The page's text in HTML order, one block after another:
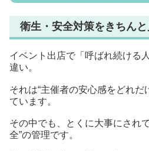
衛生・安全対策をきちん
イベント出店で「呼ばれ続ける
違い。
それは“主催者の安心感をどれだ
ています。
その中でも、とくに大事にされ
全”の管理です。